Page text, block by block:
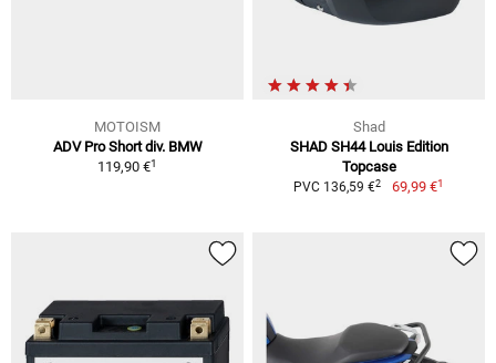
MOTOISM
ADV Pro Short div. BMW
119,90 €1
Shad
SHAD SH44 Louis Edition
Topcase
PVC 136,59 €2 69,99 €1